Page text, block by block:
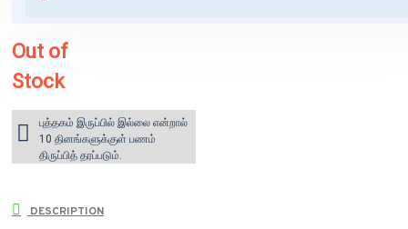
Out of
Stock
புத்தகம் இருப்பில் இல்லை என்றால்
10 தினங்களுக்குள் பணம்
திருப்பித் தரப்படும்.
DESCRIPTION